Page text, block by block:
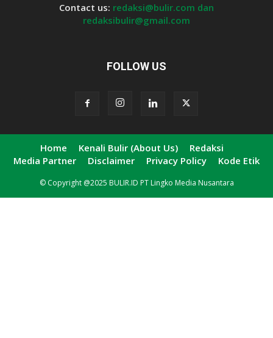
Contact us: redaksi@bulir.com dan
redaksibulir@gmail.com
FOLLOW US
Home Kenali Bulir (About Us)
Redaksi
Media Partner
Disclaimer Privacy Policy Kode Etik
© Copyright @2025 BULIR.ID PT Lingko Media Nusantara